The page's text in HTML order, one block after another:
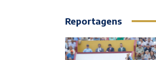
Reportagens